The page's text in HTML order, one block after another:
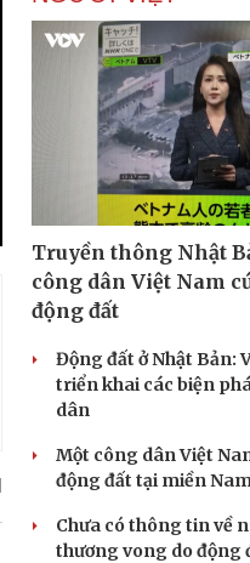
Truyền thông Nhật
công dân Việt Nam
động đất
Động đất ở Nhật Bản:
triển khai các biện
dân
Một công dân Việt
động đất tại miền
Chưa có thông tin về
thương vong do động